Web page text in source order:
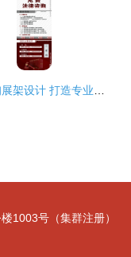
1003号（集群注册）